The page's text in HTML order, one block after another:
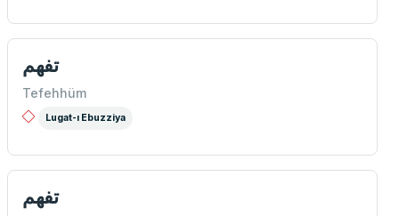
تفهم
Tefehhüm
Lugat-ı Ebuzziya
تفهم